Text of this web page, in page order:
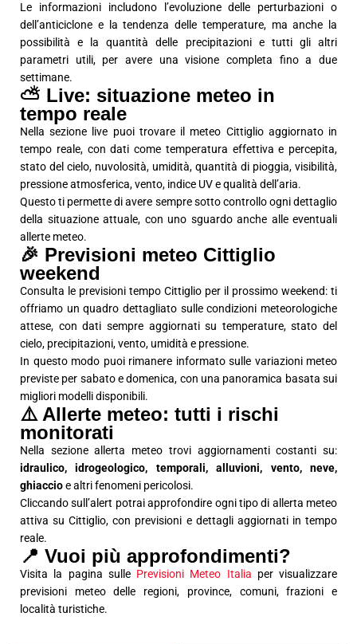
Le informazioni includono l’evoluzione delle perturbazioni o
dell’anticiclone e la tendenza delle temperature, ma anche la
possibilità e la quantità delle precipitazioni e tutti gli altri
parametri utili, per avere una visione completa fino a due
settimane.
⛅ Live: situazione meteo in
tempo reale
Nella sezione live puoi trovare il meteo Cittiglio aggiornato in
tempo reale, con dati come temperatura effettiva e percepita,
stato del cielo, nuvolosità, umidità, quantità di pioggia, visibilità,
pressione atmosferica, vento, indice UV e qualità dell’aria.
Questo ti permette di avere sempre sotto controllo ogni dettaglio
della situazione attuale, con uno sguardo anche alle eventuali
allerte meteo.
🎉 Previsioni meteo Cittiglio
weekend
Consulta le previsioni tempo Cittiglio per il prossimo weekend: ti
offriamo un quadro dettagliato sulle condizioni meteorologiche
attese, con dati sempre aggiornati su temperature, stato del
cielo, precipitazioni, vento, umidità e pressione.
In questo modo puoi rimanere informato sulle variazioni meteo
previste per sabato e domenica, con una panoramica basata sui
migliori modelli disponibili.
⚠️ Allerte meteo: tutti i rischi
monitorati
Nella sezione allerta meteo trovi aggiornamenti costanti su:
idraulico, idrogeologico, temporali, alluvioni, vento, neve,
ghiaccioe altri fenomeni pericolosi.
Cliccando sull’alert potrai approfondire ogni tipo di allerta meteo
attiva su Cittiglio, con previsioni e dettagli aggiornati in tempo
reale.
📍 Vuoi più approfondimenti?
Visita la pagina sulle Previsioni Meteo Italia per visualizzare
previsioni meteo delle regioni, province, comuni, frazioni e
località turistiche.